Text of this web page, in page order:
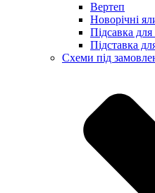
Вертеп
Новорічні
Підсавка
Підставка
Схеми під